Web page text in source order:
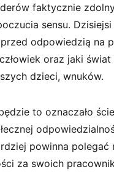
faktycznie
sensu.
odpowiedzią na
oraz jaki świat
dzieci, wnuków.
to oznaczało
powinna polegać
za swoich